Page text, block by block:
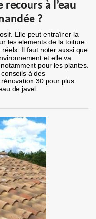
à l’eau
?
Elle peut entraîner la
les éléments de la toiture.
réels. Il faut noter aussi que
et elle va
pour les plantes.
à des
30 pour plus
de javel.